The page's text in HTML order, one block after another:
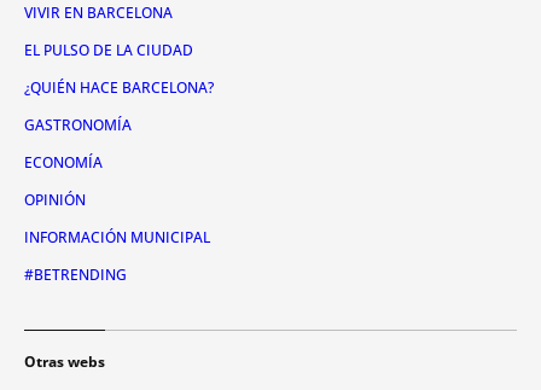
VIVIR EN BARCELONA
EL PULSO DE LA CIUDAD
¿QUIÉN HACE BARCELONA?
GASTRONOMÍA
ECONOMÍA
OPINIÓN
INFORMACIÓN MUNICIPAL
#BETRENDING
Otras webs